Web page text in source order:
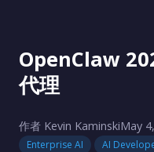
OpenClaw
代理
作者 Kevin KaminskiMay
Enterprise AI AI